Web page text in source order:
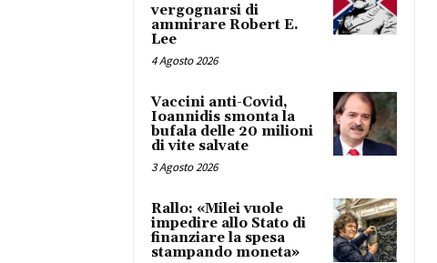
vergognarsi di
ammirare Robert E.
Lee
4 Agosto 2026
Vaccini anti-Covid,
Ioannidis smonta la
bufala delle 20 milioni
di vite salvate
3 Agosto 2026
Rallo: «Milei vuole
impedire allo Stato di
finanziare la spesa
stampando moneta»